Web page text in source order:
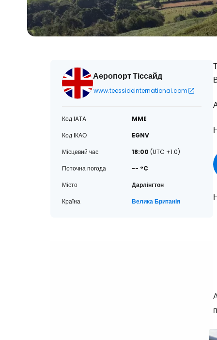
Аеропорт Тіссайд
www.teessideinternational.com
Код IATA
MME
Код ІКАО
EGNV
Місцевий час
18:00 (UTC +1.0)
Поточна погода
-- °C
Місто
Дарлінгтон
Країна
Велика Британія